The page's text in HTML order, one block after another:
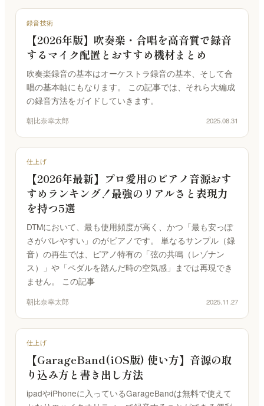
録音技術
【2026年版】吹奏楽・合唱を高音質で録音
するマイク配置とおすすめ機材まとめ
吹奏楽録音の基本はオーケストラ録音の基本、そして合
唱の基本軸にもなります。 この記事では、それら大編成
の録音方法をガイドしていきます。
朝比奈幸太郎 2025.08.31
仕上げ
【2026年最新】プロ愛用のピアノ音源おす
すめランキング！最強のリアルさと表現力
を持つ5選
DTMにおいて、最も使用頻度が高く、かつ「最も安っぽ
さがバレやすい」のがピアノです。 単なるサンプル（録
音）の再生では、ピアノ特有の「弦の共鳴（レゾナン
ス）」や「ペダルを踏んだ時の空気感」までは再現でき
ません。 この記事
朝比奈幸太郎 2025.11.27
仕上げ
【GarageBand(iOS版) 使い方】音源の取
り込み方と書き出し方法
ipadやiPhoneに入っているGarageBandは無料で使えて